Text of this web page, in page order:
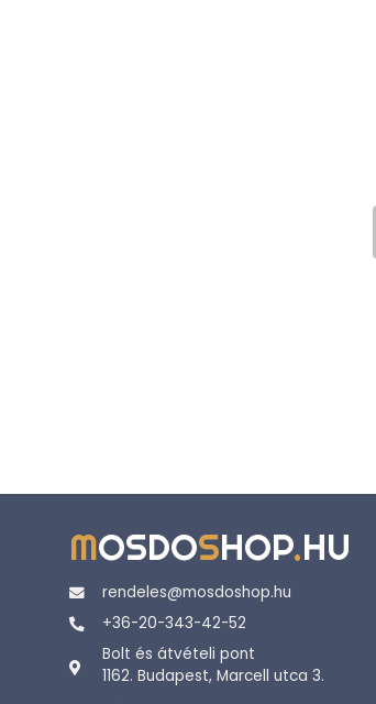
MOSDOSHOP.HU
rendeles@mosdoshop.hu
+36-20-343-42-52
Bolt és átvételi pont
1162. Budapest, Marcell utca 3.